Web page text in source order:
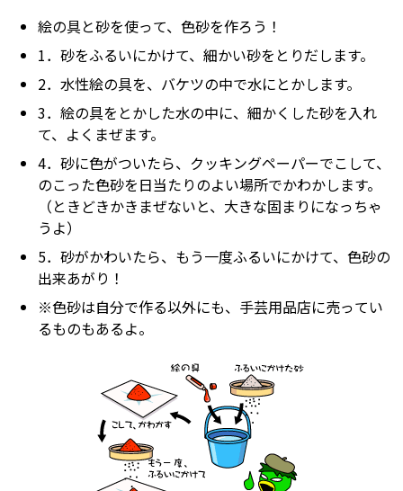
絵の具と砂を使って、色砂を作ろう！
1．砂をふるいにかけて、細かい砂をとりだします。
2．水性絵の具を、バケツの中で水にとかします。
3．絵の具をとかした水の中に、細かくした砂を入れ
て、よくまぜます。
4．砂に色がついたら、クッキングペーパーでこして、
のこった色砂を日当たりのよい場所でかわかします。
（ときどきかきまぜないと、大きな固まりになっちゃ
うよ）
5．砂がかわいたら、もう一度ふるいにかけて、色砂の
出来あがり！
※色砂は自分で作る以外にも、手芸用品店に売ってい
るものもあるよ。